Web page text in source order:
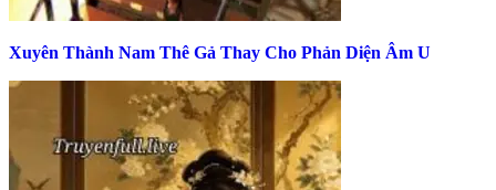
Xuyên Thành Nam Thê Gả Thay Cho Phản Diện Âm U